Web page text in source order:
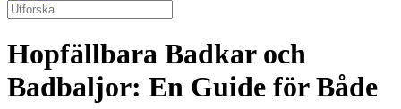
Hopfällbara Badkar och
Badbaljor: En Guide för Både